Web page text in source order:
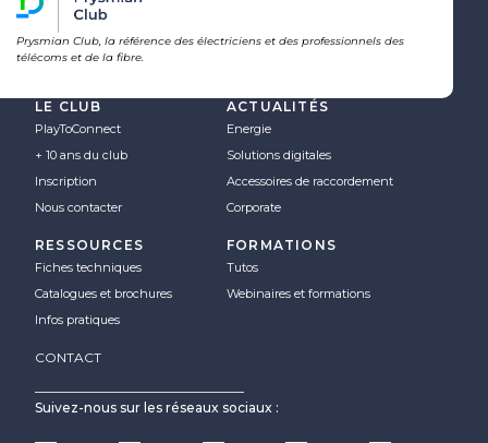
Prysmian Club, la référence des électriciens et des professionnels des
télécoms et de la fibre.
LE CLUB
PlayToConnect
+ 10 ans du club
Inscription
Nous contacter
ACTUALITÉS
Energie
Solutions digitales
Accessoires de raccordement
Corporate
RESSOURCES
Fiches techniques
Catalogues et brochures
Infos pratiques
FORMATIONS
Tutos
Webinaires et formations
CONTACT
Suivez-nous sur les réseaux sociaux :